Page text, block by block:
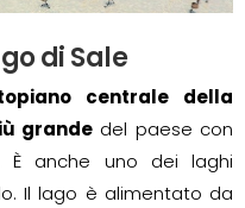
di Sale
centrale della
grande del paese con
È anche uno dei laghi
Il lago è alimentato da